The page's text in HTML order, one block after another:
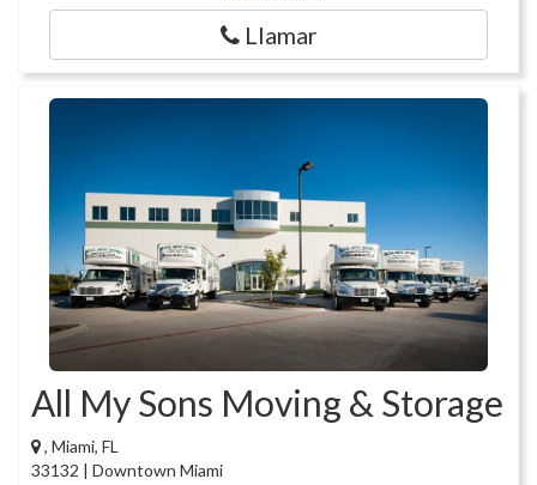
Llamar
All My Sons Moving & Storage
, Miami, FL
33132 | Downtown Miami